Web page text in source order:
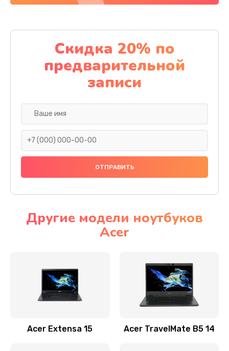
Заказать
Чистка от пыли
1060 руб.
Заказать
Ремонт подсветки
Настройка BIOS
Замена видеочипа
Заказать
Скидка 20% по
предварительной
записи
Другие модели ноутбуков
Acer
Acer Extensa 15 Acer TravelMate B5 14